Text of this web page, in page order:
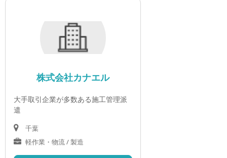
株式会社カナエル
大手取引企業が多数ある施工管理派
遣
千葉
軽作業・物流 / 製造